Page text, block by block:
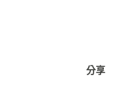
分享